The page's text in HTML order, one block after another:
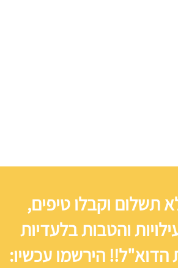
תשלום וקבלו טיפים,
והטבות בלעדיות
הדוא"ל!! הירשמו עכשיו: